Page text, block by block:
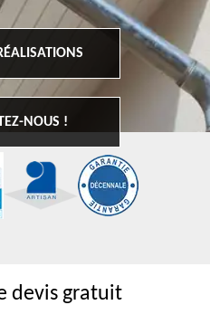
NOUS !
devis gratuit